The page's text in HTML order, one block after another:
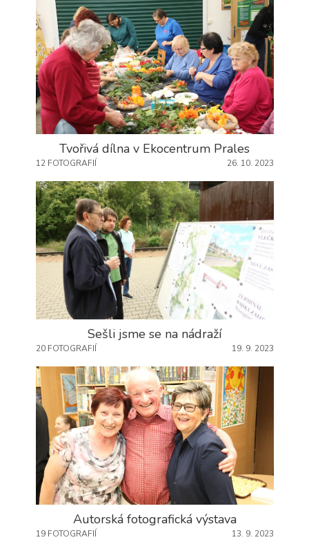
Tvořivá dílna v Ekocentrum Prales
12 FOTOGRAFIÍ 26. 10. 2023
Sešli jsme se na nádraží
20 FOTOGRAFIÍ 19. 9. 2023
Autorská fotografická výstava
19 FOTOGRAFIÍ 13. 9. 2023